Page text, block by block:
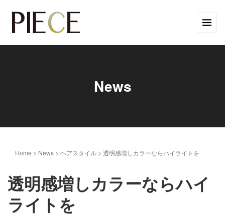
News
Home > News > ヘアスタイル > 透明感増しカラーならハイライトを
透明感増しカラーならハイ
ライトを